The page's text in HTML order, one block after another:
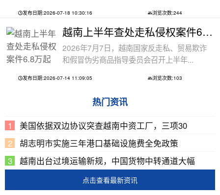
发布日期:2026-07-18 10:30:16 浏览次数:244
越南上半年查处走私侵权案件6.8万起
2026年7月7日，越南国家反走私、贸易欺诈
和假冒伪劣商品指导委员会召开上半年...
发布日期:2026-07-14 11:09:05 浏览次数:103
热门资讯
美国依据双边协议突查越南中资工厂，三项30
胡志明市实施三年港口基础设施费全免政策
越南出台过境运输新规，中国货物中转通道大幅
点击查看最新资讯